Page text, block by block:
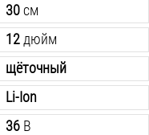
30см
12дюйм
щёточный
Li-Ion
36В